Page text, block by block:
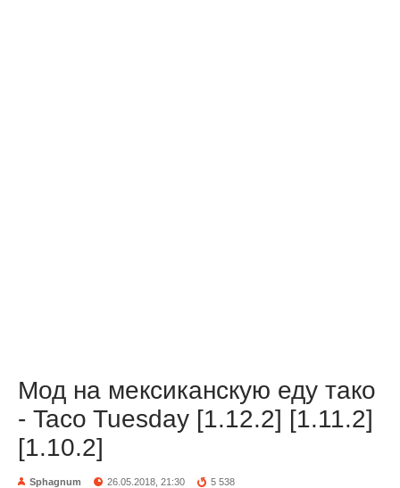
Мод на мексиканскую еду тако
- Taco Tuesday [1.12.2] [1.11.2]
[1.10.2]
Sphagnum 26.05.2018, 21:30 5 538